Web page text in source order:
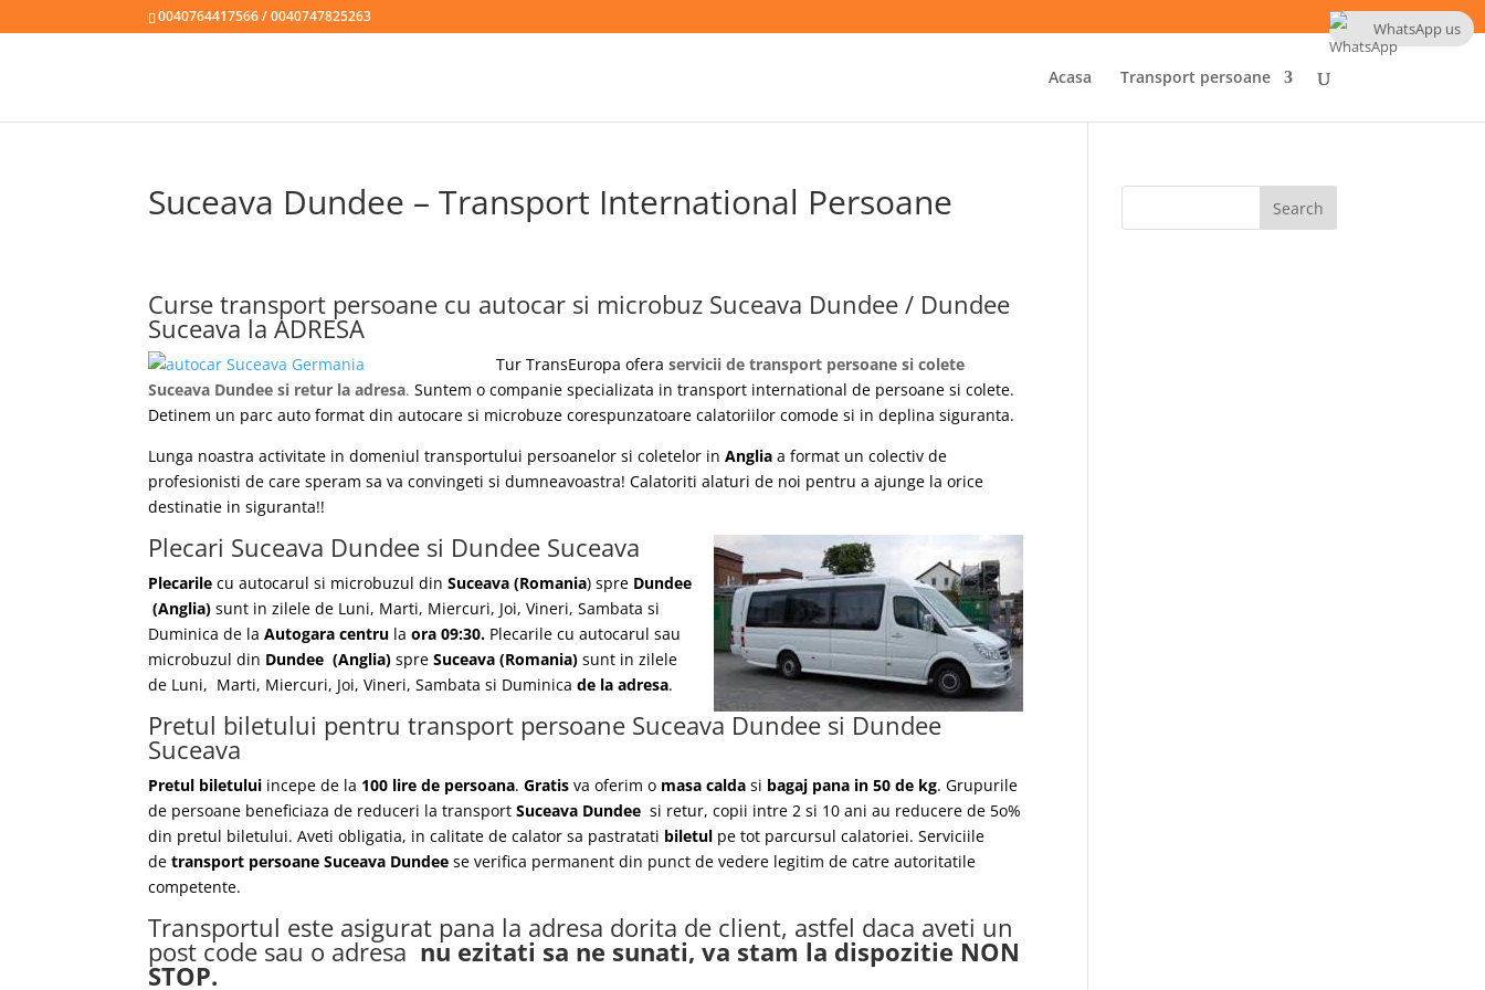
0040764417566 / 0040747825263
Acasa Transport persoane
Suceava Dundee – Transport International Persoane
Curse transport persoane cu autocar si microbuz Suceava Dundee / Dundee
Suceava la ADRESA
Tur TransEuropa ofera servicii de transport persoane si colete
Suceava Dundee si retur la adresa.Suntem o companie specializata in transport international de persoane si colete.
Detinem un parc auto format din autocare si microbuze corespunzatoare calatoriilor comode si in deplina siguranta.
Lunga noastra activitate in domeniul transportului persoanelor si coletelor inAnglia a format un colectiv de
profesionisti de care speram sa va convingeti si dumneavoastra! Calatoriti alaturi de noi pentru a ajunge la orice
destinatie in siguranta!!
Plecari Suceava Dundee si Dundee Suceava
Plecarile cu autocarul si microbuzul din Suceava (Romania) spre Dundee
(Anglia) sunt in zilele de Luni, Marti, Miercuri, Joi, Vineri, Sambata si
Duminica de laAutogara centru laora 09:30. Plecarile cu autocarul sau
microbuzul din Dundee(Anglia) spreSuceava(Romania) sunt in zilele
de Luni, Marti, Miercuri, Joi, Vineri, Sambata si Duminicade la adresa.
Pretul biletului pentru transport persoane Suceava Dundee si Dundee
Suceava
Pretul biletului incepe de la 100 lire de persoana.Gratis va oferim o masa calda si bagaj pana in 50 de kg. Grupurile
de persoane beneficiaza de reduceri la transportSuceava Dundee si retur, copii intre 2 si 10 ani au reducere de 5o%
din pretul biletului. Aveti obligatia, in calitate de calator sa pastratati biletul pe tot parcursul calatoriei. Serviciile
detransport persoane Suceava Dundeese verifica permanent din punct de vedere legitim de catre autoritatile
competente.
Transportul este asigurat pana la adresa dorita de client, astfel daca aveti un
post code sau o adresa nu ezitati sa ne sunati, va stam la dispozitie NON
STOP.
WhatsApp us